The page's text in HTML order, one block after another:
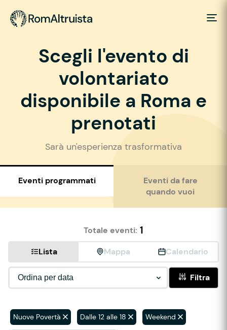
Scegli l'evento di
volontariato
disponibile a Roma e
prenotati
Sarà un'esperienza trasformativa
Eventi programmati
Eventi da fare
quando vuoi
Totale eventi: 1
Lista Mappa Calendario
Filtra
Nuove Povertà Dalle 12 alle 18 Weekend